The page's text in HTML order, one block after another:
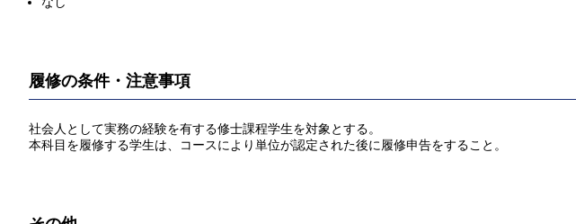
履修の条件・注意事項
社会人として実務の経験を有する修士課程学生を対象とする。
本科目を履修する学生は、コースにより単位が認定された後に履修申告をすること。